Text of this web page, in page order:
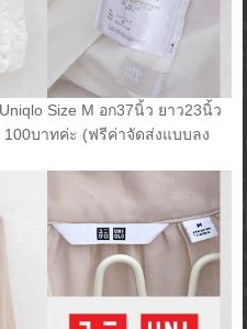
Size M อก37นิ้ว ยาว23นิ้ว
บาทค่ะ (ฟรีค่าจัดส่งแบบลง